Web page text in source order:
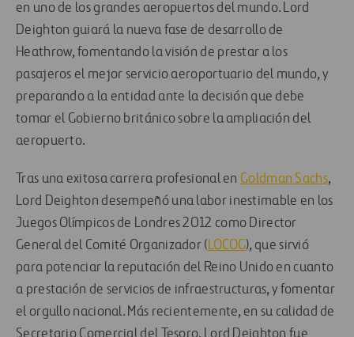
en uno de los grandes aeropuertos del mundo. Lord
Deighton guiará la nueva fase de desarrollo de
Heathrow, fomentando la visión de prestar a los
pasajeros el mejor servicio aeroportuario del mundo, y
preparando a la entidad ante la decisión que debe
tomar el Gobierno británico sobre la ampliación del
aeropuerto.
Tras una exitosa carrera profesional en Goldman Sachs,
Lord Deighton desempeñó una labor inestimable en los
Juegos Olímpicos de Londres 2012 como Director
General del Comité Organizador (LOCOG), que sirvió
para potenciar la reputación del Reino Unido en cuanto
a prestación de servicios de infraestructuras, y fomentar
el orgullo nacional. Más recientemente, en su calidad de